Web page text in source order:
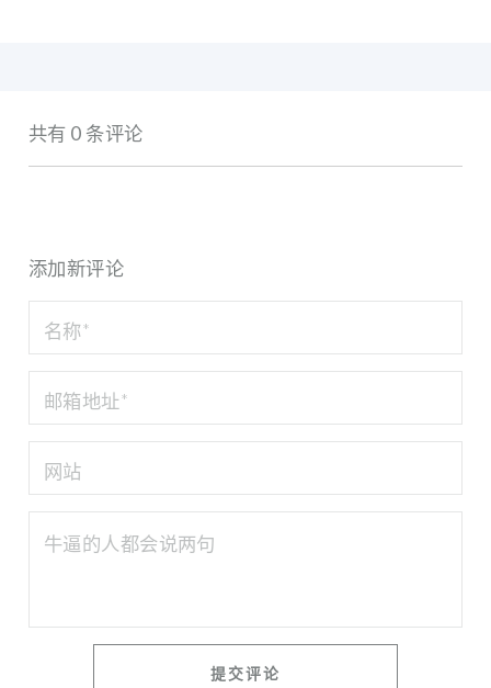
共有 0 条评论
添加新评论